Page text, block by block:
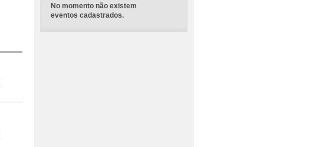
No momento não existem
eventos cadastrados.